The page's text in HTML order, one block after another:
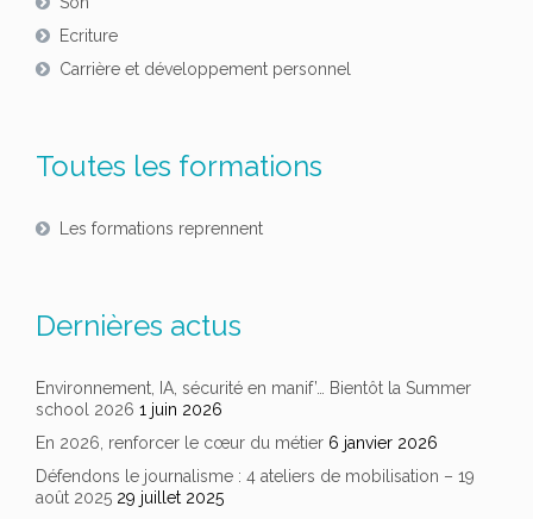
Ecriture
Carrière et développement personnel
Toutes les formations
Les formations reprennent
Dernières actus
Environnement, IA, sécurité en manif’… Bientôt la Summer
school 2026 1 juin 2026
En 2026, renforcer le cœur du métier 6 janvier 2026
Défendons le journalisme : 4 ateliers de mobilisation – 19
août 2025 29 juillet 2025